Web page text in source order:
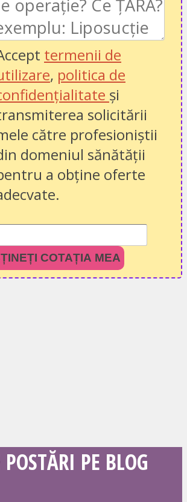
termenii de
, politica de
și
solicitării
către profesioniștii
domeniul sănătății
a obține oferte
COTAȚIA MEA
PE BLOG